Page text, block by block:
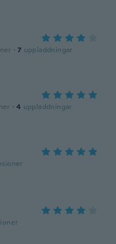
· 7 uppladdningar
· 4 uppladdningar